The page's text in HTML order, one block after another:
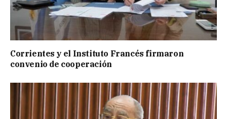
Corrientes y el Instituto Francés firmaron
convenio de cooperación